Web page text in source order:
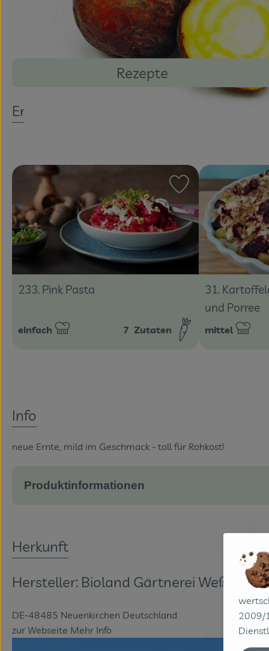
Rezepte
Entdecke passende Rezepte
233. Pink Pasta
Schwierigkeit:
einfach 7 Zutaten
Rezept zu
31.
und Porree
Schwierigkeit:
mittel
Info
neue Ernte, mild im Geschmack - toll für Rohkost!
Produktinformationen
Herkunft
Hersteller: Bioland Gärtnerei Weßling
DE-48485 Neuenkirchen Deutschland
zur Webseite Mehr Info
2009/